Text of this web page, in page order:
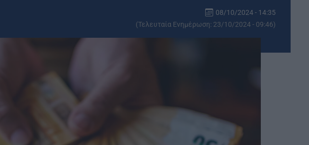
08/10/2024 - 14:35
(Τελευταία Ενημέρωση: 23/10/2024 - 09:46)